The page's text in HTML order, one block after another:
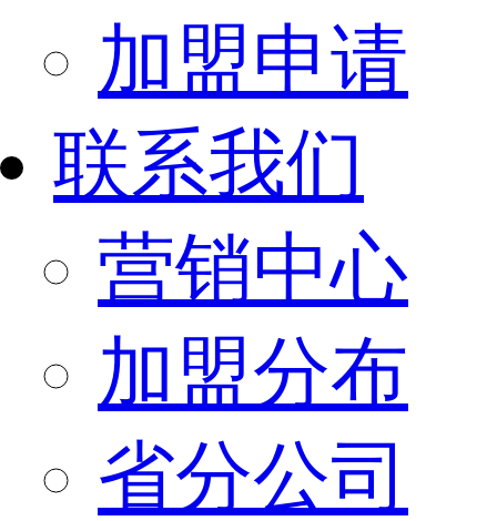
加盟申请
联系我们
营销中心
加盟分布
省分公司